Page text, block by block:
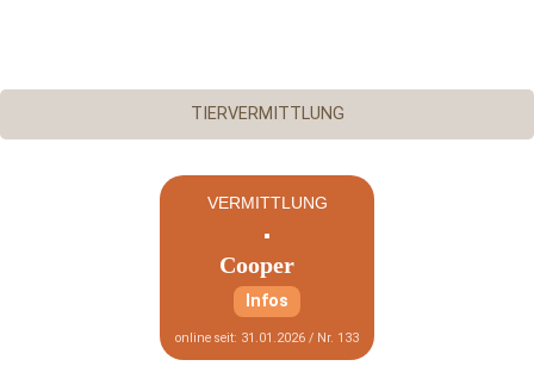
TIERVERMITTLUNG
VERMITTLUNG
Cooper
Infos
online seit: 31.01.2026 / Nr. 133